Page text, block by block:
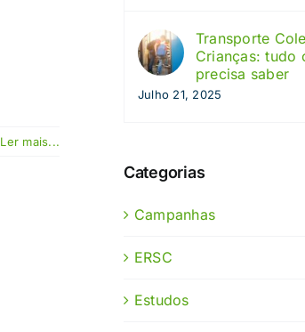
Ler mais...
Transporte
Crianças: tudo
precisa saber
Julho 21, 2025
Categorias
Campanhas
ERSC
Estudos